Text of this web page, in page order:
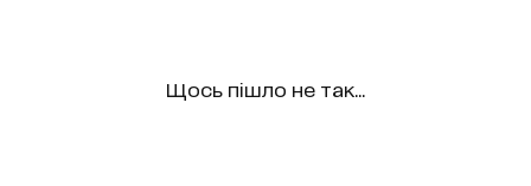
Щось пішло не так...